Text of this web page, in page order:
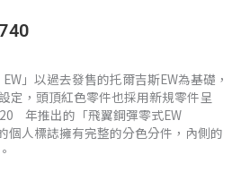
價
範
圍：
」以過去發售的托爾吉斯EW為基礎，
定，頭頂紅色零件也採用新規零件呈
年推出的「飛翼鋼彈零式EW
個人標誌擁有完整的分色分件，內側的